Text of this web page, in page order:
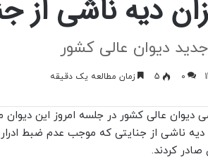
دیه ناشی
دیوان عالی کشور
0
5 زمان مطالعه یک دقیقه
دیه ناشی از جنایتی که موجب عدم ضبط
کردند.